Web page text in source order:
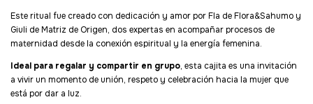
Este ritual fue creado con dedicación y amor por Fla de Flora&Sahumo y
Giuli de Matriz de Origen, dos expertas en acompañar procesos de
maternidad desde la conexión espiritual y la energía femenina.
Ideal para regalar y compartir en grupo, esta cajita es una invitación
a vivir un momento de unión, respeto y celebración hacia la mujer que
está por dar a luz.